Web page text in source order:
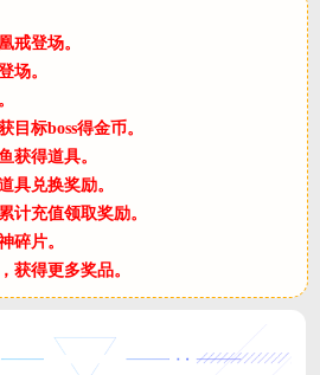
戒登场。
场。
目标boss得金币。
获得道具。
具兑换奖励。
计充值领取奖励。
碎片。
获得更多奖品。